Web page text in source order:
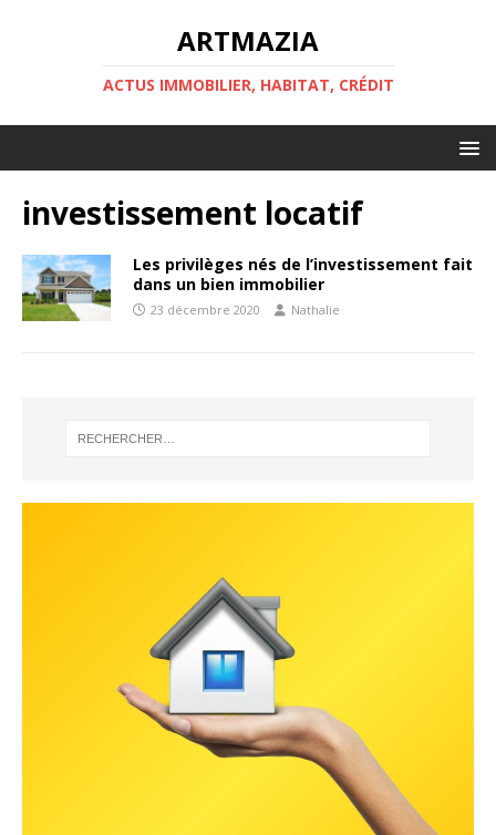
ARTMAZIA
ACTUS IMMOBILIER, HABITAT, CRÉDIT
investissement locatif
Les privilèges nés de l’investissement fait
dans un bien immobilier
23 décembre 2020 Nathalie